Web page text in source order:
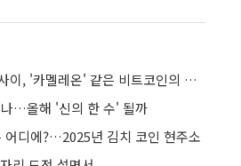
위험자산과 안전자산 사이, '카멜레온' 같은 비트코인의 현주소
…올해 '신의 한 수' 될까
어디에?…2025년 김치 코인 현주소